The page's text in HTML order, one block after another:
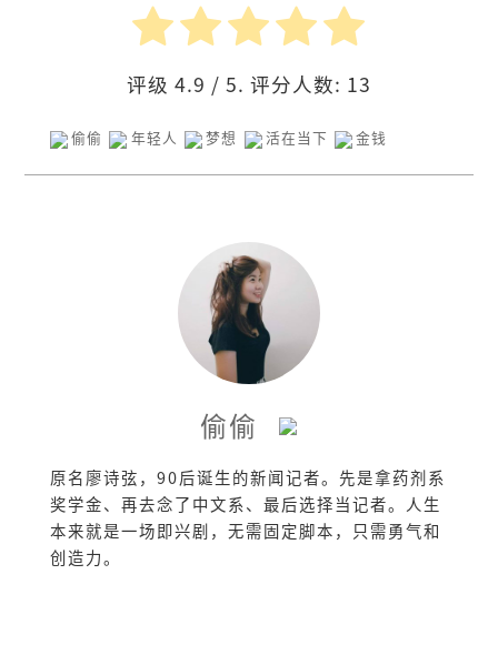
评级 4.9 / 5. 评分人数: 13
偷偷 年轻人 梦想 活在当下 金钱
偷偷
原名廖诗弦，90后诞生的新闻记者。先是拿药剂系
奖学金、再去念了中文系、最后选择当记者。人生
本来就是一场即兴剧，无需固定脚本，只需勇气和
创造力。